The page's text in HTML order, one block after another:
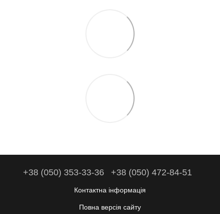
+38 (050) 353-33-36 +38 (050) 472-84-51
Контактна інформація
Повна версія сайту